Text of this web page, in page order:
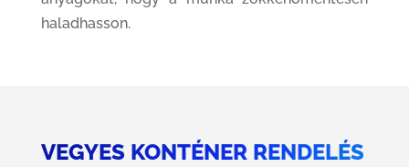
haladhasson.
VEGYES KONTÉNER RENDELÉS